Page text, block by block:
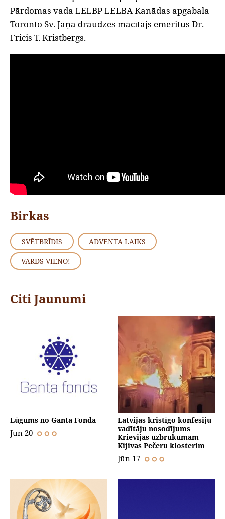
Pārdomas vada LELBP LELBA Kanādas apgabala
Toronto Sv. Jāņa draudzes mācītājs emeritus Dr.
Fricis T. Kristbergs.
Birkas
SVĒTBRĪDIS ADVENTA LAIKS
VĀRDS VIENO!
Citi Jaunumi
Lūgums no Ganta Fonda
Jūn 20
Latvijas kristīgo konfesiju
vadītāju nosodījums
Krievijas uzbrukumam
Kijivas Pečeru klosterim
Jūn 17